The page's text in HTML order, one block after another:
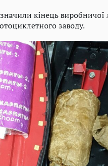
кінець виробничої
заводу.